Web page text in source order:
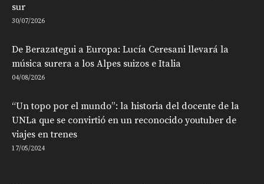
sur
30/07/2026
De Berazategui a Europa: Lucía Ceresani llevará la
música surera a los Alpes suizos e Italia
04/08/2026
“Un topo por el mundo”: la historia del docente de la
UNLa que se convirtió en un reconocido youtuber de
viajes en trenes
17/05/2024